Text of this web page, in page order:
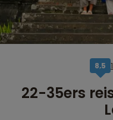
8,5
22-35ers